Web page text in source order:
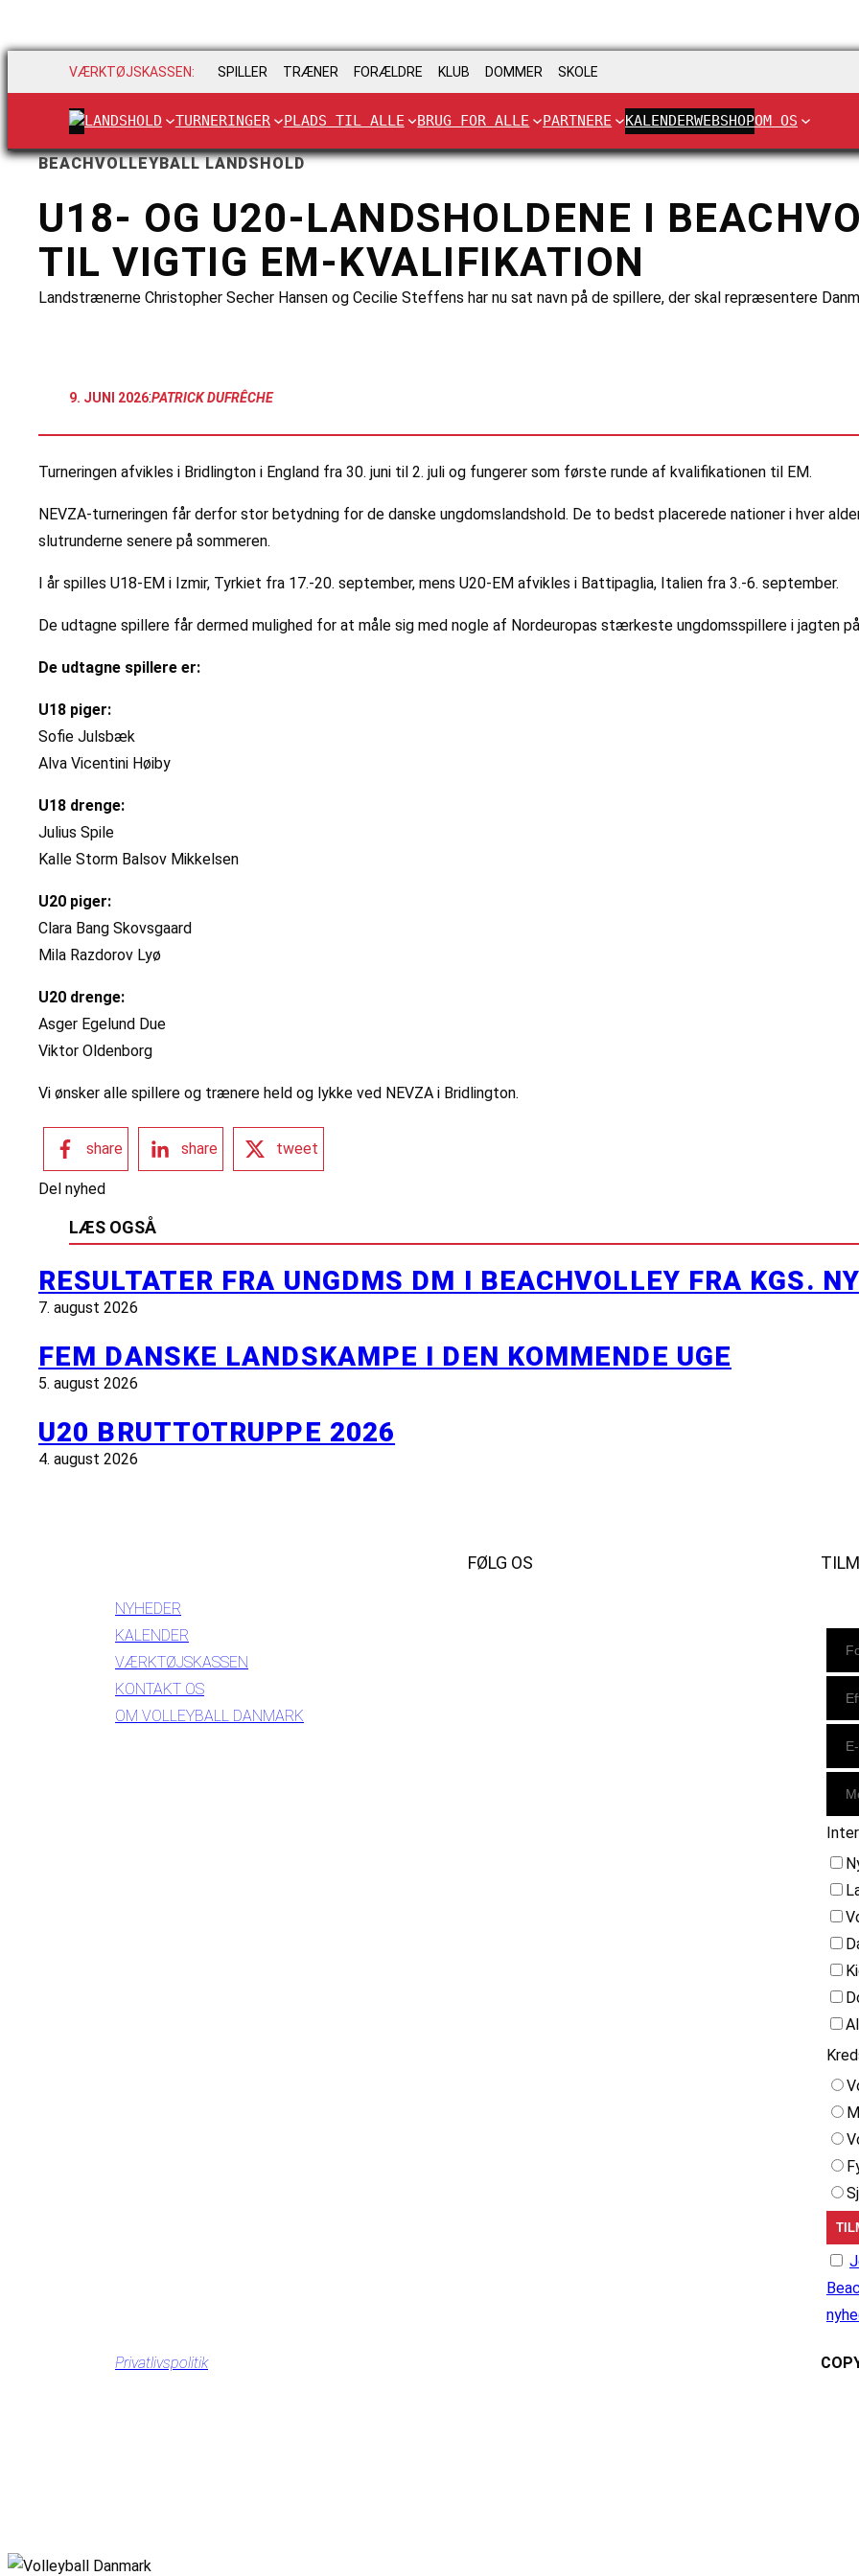
VÆRKTØJSKASSEN: SPILLER TRÆNER FORÆLDRE KLUB DOMMER SKOLE
LANDSHOLD TURNERINGER PLADS TIL ALLE BRUG FOR ALLE PARTNERE KALENDERWEBSHOPOM OS
BEACHVOLLEYBALL LANDSHOLD
U18- OG U20-LANDSHOLDENE I
TIL VIGTIG EM-KVALIFIKATION
Landstrænerne Christopher Secher Hansen og Cecilie Steffens har nu sat navn på de spillere, der skal repræsentere
9. JUNI 2026:PATRICK DUFRÊCHE
Turneringen afvikles i Bridlington i England fra 30. juni til 2. juli og fungerer som første runde af kvalifikationen til EM.
NEVZA-turneringen får derfor stor betydning for de danske ungdomslandshold. De to bedst placerede nationer i hver
slutrunderne senere på sommeren.
I år spilles U18-EM i Izmir, Tyrkiet fra 17.-20. september, mens U20-EM afvikles i Battipaglia, Italien fra 3.-6. september.
De udtagne spillere får dermed mulighed for at måle sig med nogle af Nordeuropas stærkeste ungdomsspillere i jagten
De udtagne spillere er:
U18 piger:
Sofie Julsbæk
Alva Vicentini Høiby
U18 drenge:
Julius Spile
Kalle Storm Balsov Mikkelsen
U20 piger:
Clara Bang Skovsgaard
Mila Razdorov Lyø
U20 drenge:
Asger Egelund Due
Viktor Oldenborg
Vi ønsker alle spillere og trænere held og lykke ved NEVZA i Bridlington.
share share tweet
Del nyhed
LÆS OGSÅ
RESULTATER FRA UNGDMS DM I BEACHVOLLEY FRA KGS.
7. august 2026
FEM DANSKE LANDSKAMPE I DEN KOMMENDE UGE
5. august 2026
U20 BRUTTOTRUPPE 2026
4. august 2026
NYHEDER
KALENDER
VÆRKTØJSKASSEN
KONTAKT OS
OM VOLLEYBALL DANMARK
FØLG OS
Privatlivspolitik